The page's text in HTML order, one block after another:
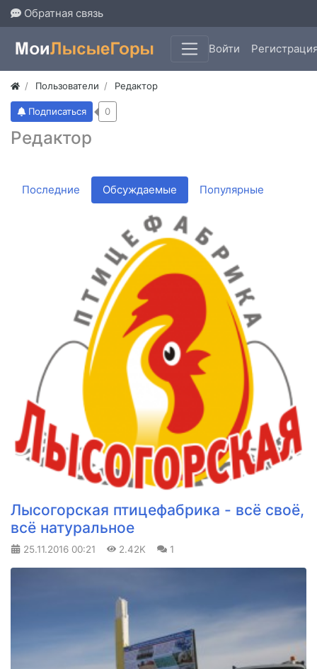
Обратная связь
Войти
Пользователи Редактор
Редактор
Подписаться 0
Последние Обсуждаемые Популярные
Лысогорская птицефабрика - всё своё,
всё натуральное
25.11.2016 00:21 2.42K 1